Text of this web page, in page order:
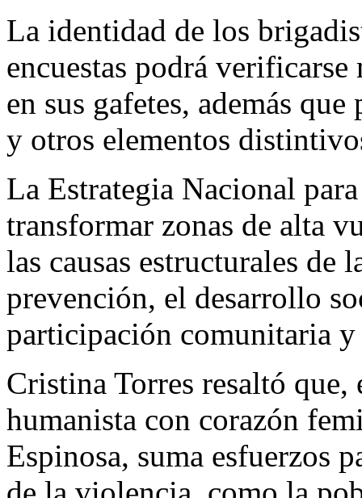
La identidad de los
encuestas podrá
en sus gafetes, además
y otros elementos
La Estrategia Nacional
transformar zonas de alta
las causas estructurales de
prevención, el desarrollo
participación comunitaria
Cristina Torres resaltó
humanista con corazón
Espinosa, suma esfuerzos